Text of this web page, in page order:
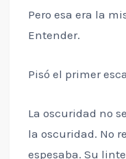
Pero esa era la
Entender.
Pisó el primer
La oscuridad no
la oscuridad. No
espesaba. Su